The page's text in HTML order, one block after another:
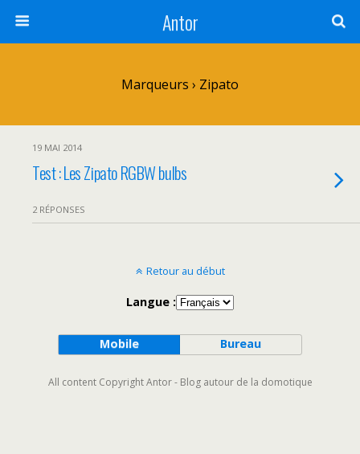
Antor
Marqueurs › Zipato
19 MAI 2014
Test : Les Zipato RGBW bulbs
2 RÉPONSES
Retour au début
Langue :
Mobile Bureau
All content Copyright Antor - Blog autour de la domotique